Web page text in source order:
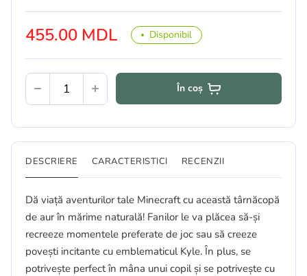
455.00 MDL Disponibil
În coș
DESCRIERE CARACTERISTICI RECENZII
Dă viață aventurilor tale Minecraft cu această târnăcopă
de aur în mărime naturală! Fanilor le va plăcea să-și
recreeze momentele preferate de joc sau să creeze
povești incitante cu emblematicul Kyle. În plus, se
potrivește perfect în mâna unui copil și se potrivește cu